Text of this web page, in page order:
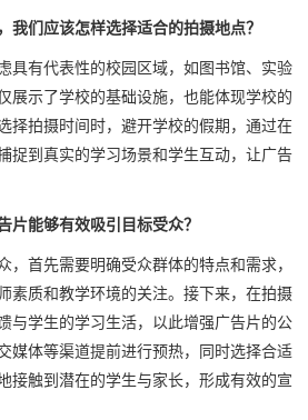
我们应该怎样选择适合的拍摄地点？
具有代表性的校园区域，如图书馆、实验
展示了学校的基础设施，也能体现学校的
择拍摄时间时，避开学校的假期，通过在
捉到真实的学习场景和学生互动，让广告
片能够有效吸引目标受众？
，首先需要明确受众群体的特点和需求，
素质和教学环境的关注。接下来，在拍摄
与学生的学习生活，以此增强广告片的公
媒体等渠道提前进行预热，同时选择合适
接触到潜在的学生与家长，形成有效的宣